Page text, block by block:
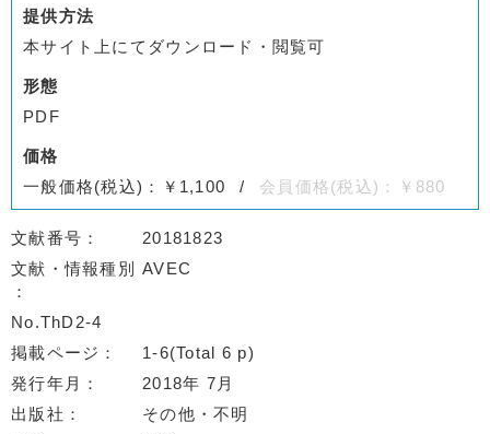
提供方法
本サイト上にてダウンロード・閲覧可
形態
PDF
価格
一般価格(税込)：￥1,100
会員価格(税込)：￥880
文献番号
20181823
文献・情報種別
AVEC
No.ThD2-4
掲載ページ
1-6(Total 6 p)
発行年月
2018年 7月
出版社
その他・不明